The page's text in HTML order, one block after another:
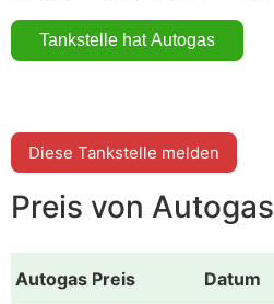
Diese Tankstelle melden
Preis von Autogas
Autogas Preis Datum